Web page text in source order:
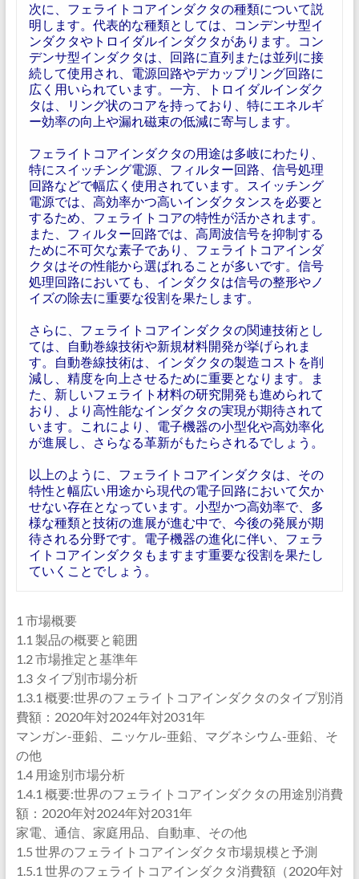
次に、フェライトコアインダクタの種類について説
明します。代表的な種類としては、コンデンサ型イ
ンダクタやトロイダルインダクタがあります。コン
デンサ型インダクタは、回路に直列または並列に接
続して使用され、電源回路やデカップリング回路に
広く用いられています。一方、トロイダルインダク
タは、リング状のコアを持っており、特にエネルギ
ー効率の向上や漏れ磁束の低減に寄与します。
フェライトコアインダクタの用途は多岐にわたり、
特にスイッチング電源、フィルター回路、信号処理
回路などで幅広く使用されています。スイッチング
電源では、高効率かつ高いインダクタンスを必要と
するため、フェライトコアの特性が活かされます。
また、フィルター回路では、高周波信号を抑制する
ために不可欠な素子であり、フェライトコアインダ
クタはその性能から選ばれることが多いです。信号
処理回路においても、インダクタは信号の整形やノ
イズの除去に重要な役割を果たします。
さらに、フェライトコアインダクタの関連技術とし
ては、自動巻線技術や新規材料開発が挙げられま
す。自動巻線技術は、インダクタの製造コストを削
減し、精度を向上させるために重要となります。ま
た、新しいフェライト材料の研究開発も進められて
おり、より高性能なインダクタの実現が期待されて
います。これにより、電子機器の小型化や高効率化
が進展し、さらなる革新がもたらされるでしょう。
以上のように、フェライトコアインダクタは、その
特性と幅広い用途から現代の電子回路において欠か
せない存在となっています。小型かつ高効率で、多
様な種類と技術の進展が進む中で、今後の発展が期
待される分野です。電子機器の進化に伴い、フェラ
イトコアインダクタもますます重要な役割を果たし
ていくことでしょう。
1 市場概要
1.1 製品の概要と範囲
1.2 市場推定と基準年
1.3 タイプ別市場分析
1.3.1 概要:世界のフェライトコアインダクタのタイプ別消
費額：2020年対2024年対2031年
マンガン-亜鉛、ニッケル-亜鉛、マグネシウム-亜鉛、そ
の他
1.4 用途別市場分析
1.4.1 概要:世界のフェライトコアインダクタの用途別消費
額：2020年対2024年対2031年
家電、通信、家庭用品、自動車、その他
1.5 世界のフェライトコアインダクタ市場規模と予測
1.5.1 世界のフェライトコアインダクタ消費額（2020年対